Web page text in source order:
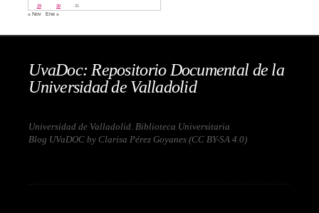
29
30 31
« Nov Ene »
UvaDoc: Repositorio Documental de la
Universidad de Valladolid
Universidad de Valladolid. Biblioteca Universitaria
Blog UVaDOC by Clarisa Pérez Goyanes (CC BY-SA 4.0)